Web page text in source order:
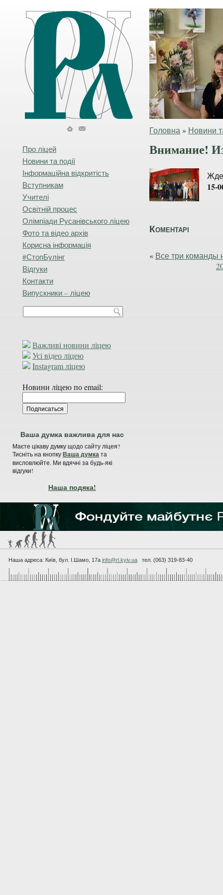
Головна » Новини
Про ліцей
Новини та події
Інформаційна відкритість
Вступникам
Учителі
Освітній процес
Олімпіади Русанівського ліцею
Фото та відео архів
Корисна інформація
#СтопБулінг
Відгуки
Контакти
Випускники – ліцею
Важливі новини ліцею
Усі відео ліцею
Instagram ліцею
Новини ліцею по email:
Ваша думка важлива для нас
Маєте цікаву думку щодо сайту ліцея?
Тисніть на кнопкуВаша думката
висловлюйте. Ми вдячні за будь-які
відгуки!
Наша подяка!
Внимание!
15-
Коментарі
« Все три
Наша адреса: Київ, бул. I.Шамо, 17а info@rl.kyiv.ua тел. (063) 319-83-40